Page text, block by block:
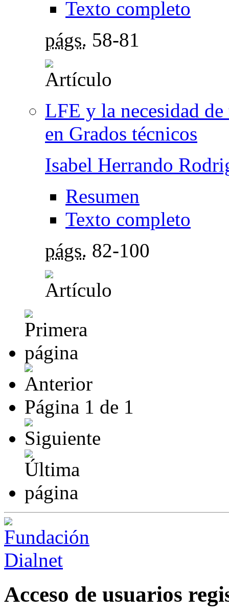
Texto completo
págs. 58-81
LFE y la necesidad
en Grados técnicos
Isabel Herrando
Resumen
Texto completo
págs. 82-100
Página 1 de 1
Acceso de usuarios